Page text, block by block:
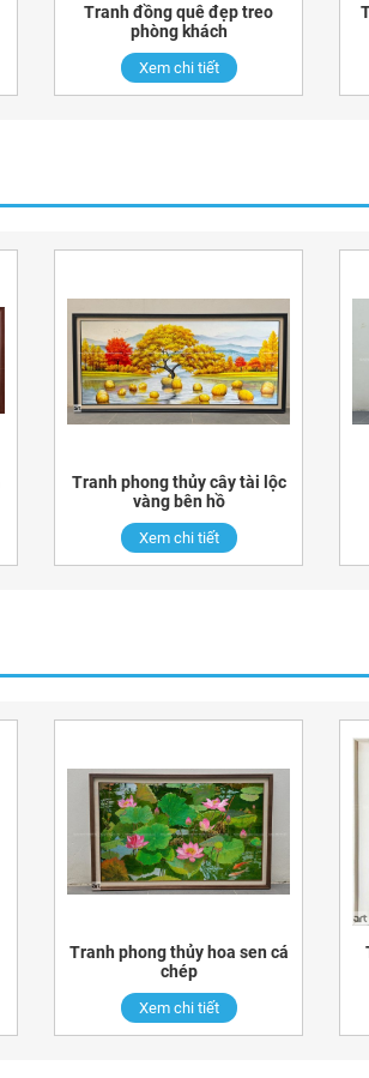
Tranh đồng quê đẹp treo
phòng khách
Xem chi tiết
Tranh phong thủy cây tài lộc
vàng bên hồ
Xem chi tiết
Tranh phong thủy hoa sen cá
chép
Xem chi tiết